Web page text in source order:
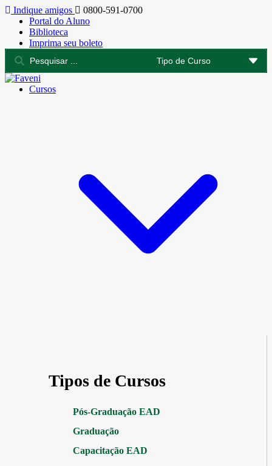
Indique amigos
0800-591-0700
Portal do Aluno
Biblioteca
Imprima seu boleto
Cursos
Tipos de Cursos
Pós-Graduação EAD
Graduação
Capacitação EAD